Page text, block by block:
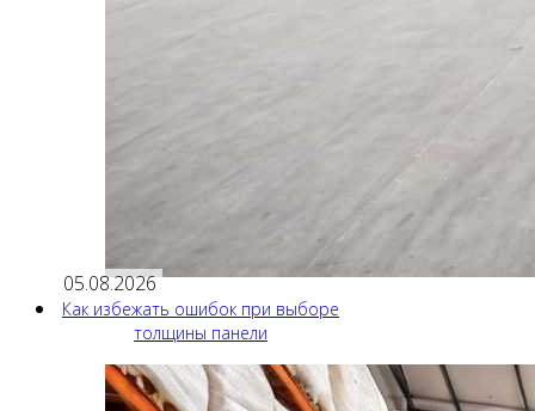
05.08.2026
Как избежать ошибок при выборе
толщины панели